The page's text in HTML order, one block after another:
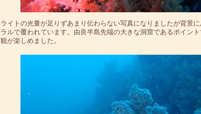
ライトの光量が足りずあまり伝わらない写真になりましたが背景
ラルで覆われています。由良半島先端の大きな洞窟であるポイン
観が楽しめました。